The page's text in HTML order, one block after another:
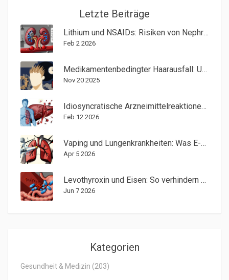
Letzte Beiträge
Lithium und NSAIDs: Risiken von Nephrotoxizität und Toxizität
Feb 2 2026
Medikamentenbedingter Haarausfall: Ursachen und was Sie tun können
Nov 20 2025
Idiosyncratische Arzneimittelreaktionen: Selten, unvorhersehbare Nebenwirkungen erklärt
Feb 12 2026
Vaping und Lungenkrankheiten: Was E-Zigaretten wirklich mit Ihrer Gesundheit machen
Apr 5 2026
Levothyroxin und Eisen: So verhindern Sie die Wechselwirkung
Jun 7 2026
Kategorien
Gesundheit & Medizin (203)